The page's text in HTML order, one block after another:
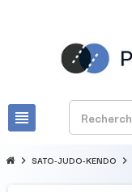
view_headline
chevron_right SATO-JUDO-KENDO chevron_right